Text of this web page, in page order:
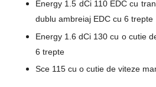
Energy 1.5 dCi 110 EDC cu
dublu ambreiaj EDC cu 6 trepte
Energy 1.6 dCi 130 cu o cutie
6 trepte
Sce 115 cu o cutie de viteze